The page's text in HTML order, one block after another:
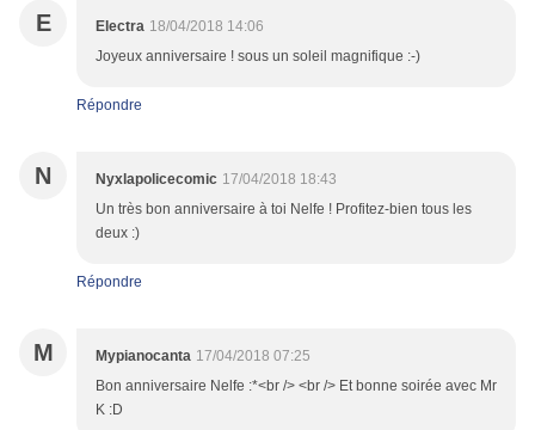
E Electra 18/04/2018 14:06
Joyeux anniversaire ! sous un soleil magnifique :-)
Répondre
N Nyxlapolicecomic 17/04/2018 18:43
Un très bon anniversaire à toi Nelfe ! Profitez-bien tous les
deux :)
Répondre
M Mypianocanta 17/04/2018 07:25
Bon anniversaire Nelfe :*<br /> <br /> Et bonne soirée avec Mr
K :D